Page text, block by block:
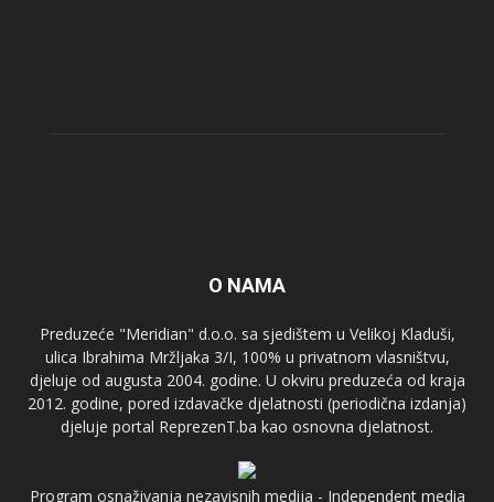
O NAMA
Preduzeće "Meridian" d.o.o. sa sjedištem u Velikoj Kladuši,
ulica Ibrahima Mržljaka 3/I, 100% u privatnom vlasništvu,
djeluje od augusta 2004. godine. U okviru preduzeća od kraja
2012. godine, pored izdavačke djelatnosti (periodična izdanja)
djeluje portal ReprezenT.ba kao osnovna djelatnost.
Program osnaživanja nezavisnih medija - Independent media